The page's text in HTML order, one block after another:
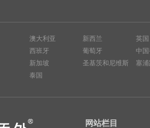
澳大利亚
西班牙
新加坡
泰国
新西兰
葡萄牙
圣基茨和尼维斯
英国
中
塞
网站栏目